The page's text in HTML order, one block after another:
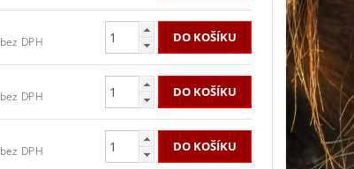
533,06 Kč bez DPH
533,06 Kč bez DPH
533,06 Kč bez DPH